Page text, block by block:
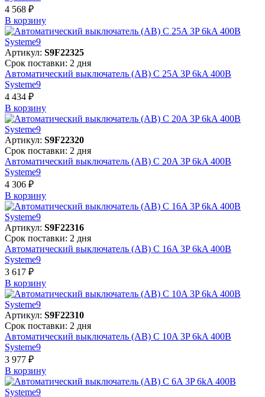
4 568 ₽
В корзинy
Артикул: S9F22325
Срок поставки: 2 дня
Автоматический выключатель (АВ) C 25A 3P 6kA 400В
Systeme9
4 434 ₽
В корзинy
Артикул: S9F22320
Срок поставки: 2 дня
Автоматический выключатель (АВ) C 20A 3P 6kA 400В
Systeme9
4 306 ₽
В корзинy
Артикул: S9F22316
Срок поставки: 2 дня
Автоматический выключатель (АВ) C 16A 3P 6kA 400В
Systeme9
3 617 ₽
В корзинy
Артикул: S9F22310
Срок поставки: 2 дня
Автоматический выключатель (АВ) C 10A 3P 6kA 400В
Systeme9
3 977 ₽
В корзинy